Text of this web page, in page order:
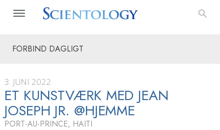
FORBIND DAGLIGT
3. JUNI 2022
ET KUNSTVÆRK MED JEAN
JOSEPH JR. @HJEMME
PORT-AU-PRINCE, HAITI